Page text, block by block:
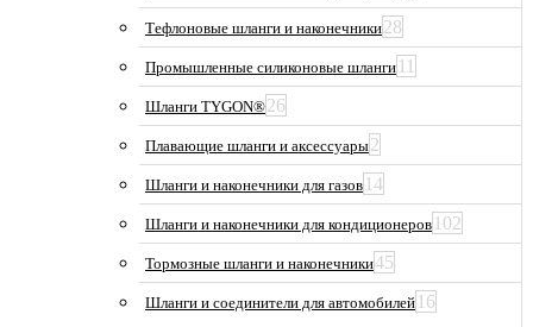
Тефлоновые шланги и наконечники28
Промышленные силиконовые шланги 11
Шланги TYGON®26
Плавающие шланги и аксессуары2
Шланги и наконечники для газов 14
Шланги и наконечники для кондиционеров 102
Тормозные шланги и наконечники45
Шланги и соединители для автомобилей 16